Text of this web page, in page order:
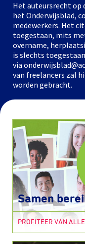
Het auteursrecht op
het Onderwijsblad,
medewerkers. Het
toegestaan, mits
overname,
is slechts
via
van freelancers zal
worden gebracht.
Samen
PROFITEER VAN